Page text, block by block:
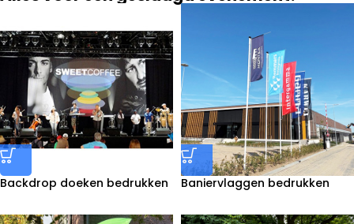
Backdrop doeken bedrukken Baniervlaggen bedrukken